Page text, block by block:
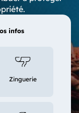
infos
Zinguerie